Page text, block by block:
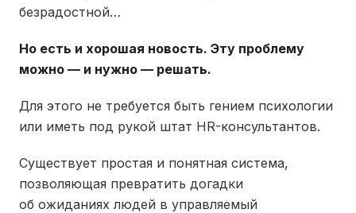
безрадостной…
Но есть и хорошая новость. Эту проблему
можно — и нужно — решать.
Для этого не требуется быть гением психологии
или иметь под рукой штат HR-консультантов.
Существует простая и понятная система,
позволяющая превратить догадки
об ожиданиях людей в управляемый